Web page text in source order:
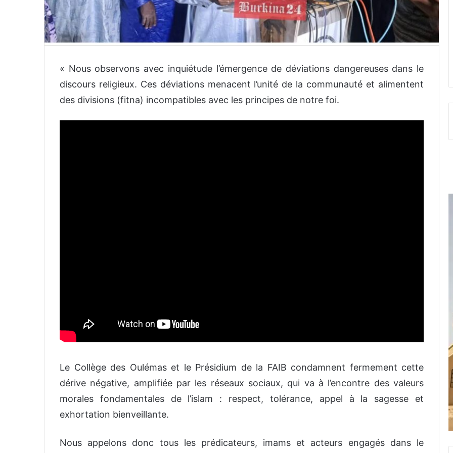
« Nous observons avec inquiétude l’émergence de déviations dangereuses dans le
discours religieux. Ces déviations menacent l’unité de la communauté et alimentent
des divisions (fitna) incompatibles avec les principes de notre foi.
Le Collège des Oulémas et le Présidium de la FAIB condamnent fermement cette
dérive négative, amplifiée par les réseaux sociaux, qui va à l’encontre des valeurs
morales fondamentales de l’islam : respect, tolérance, appel à la sagesse et
exhortation bienveillante.
Nous appelons donc tous les prédicateurs, imams et acteurs engagés dans le